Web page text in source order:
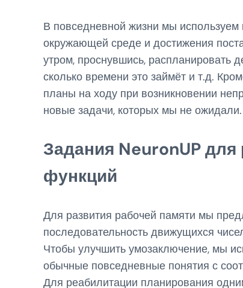
В повседневной жизни мы
окружающей среде и достижения
утром, проснувшись, распланировать
сколько времени это займёт и т.д.
планы на ходу при возникновении
новые задачи, которых мы не ожидали.
Задания NeuronUP
функций
Для развития рабочей памяти мы
последовательность движущихся
Чтобы улучшить умозаключение, мы
обычные повседневные понятия с
Для реабилитации планирования